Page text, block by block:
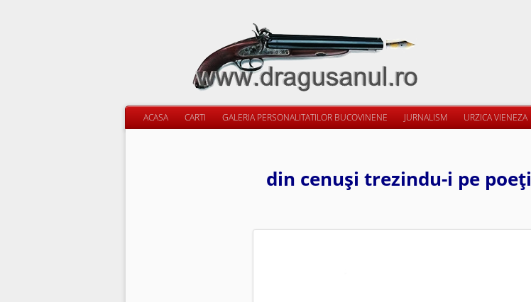
ACASA CARTI GALERIA PERSONALITATILOR BUCOVINENE JURNALISM URZICA VIENEZA
din cenuşi trezindu-i pe poeţi